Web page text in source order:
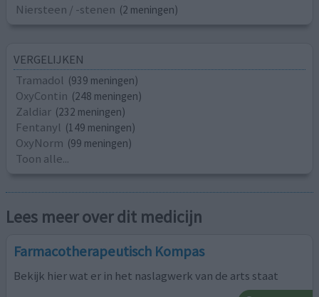
Niersteen / -stenen (2 meningen)
VERGELIJKEN
Tramadol (939 meningen)
OxyContin (248 meningen)
Zaldiar (232 meningen)
Fentanyl (149 meningen)
OxyNorm (99 meningen)
Toon alle...
Lees meer over dit medicijn
Farmacotherapeutisch Kompas
Bekijk hier wat er in het naslagwerk van de arts staat